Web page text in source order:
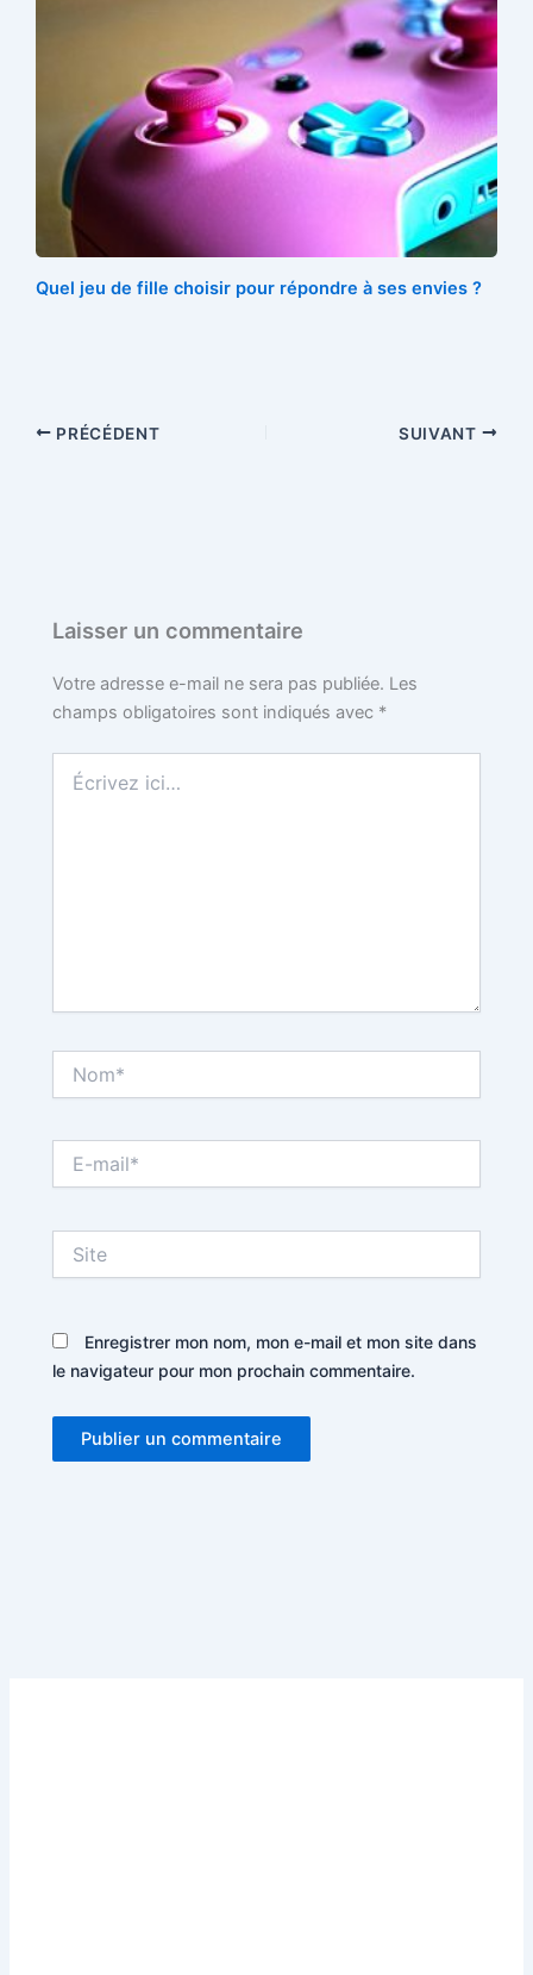
Quel jeu de fille choisir pour répondre à ses envies ?
PRÉCÉDENT SUIVANT
Laisser un commentaire
Votre adresse e-mail ne sera pas publiée. Les
champs obligatoires sont indiqués avec *
ici…
mail*
Enregistrer mon nom, mon e-mail et mon site dans
le navigateur pour mon prochain commentaire.